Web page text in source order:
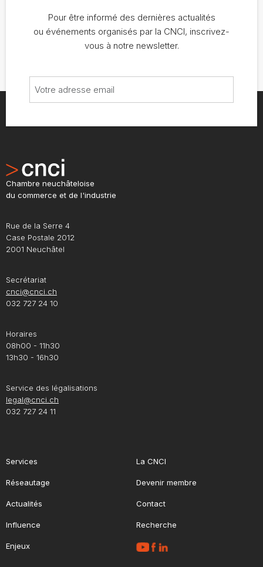
Pour être informé des dernières actualités
ou événements organisés par la CNCI, inscrivez-
vous à notre newsletter.
Chambre neuchâteloise
du commerce et de l'industrie
Rue de la Serre 4
Case Postale 2012
2001 Neuchâtel
Secrétariat
cnci@cnci.ch
032 727 24 10
Horaires
08h00 - 11h30
13h30 - 16h30
Service des légalisations
legal@cnci.ch
032 727 24 11
Services
Réseautage
Actualités
Influence
Enjeux
La CNCI
Devenir membre
Contact
Recherche